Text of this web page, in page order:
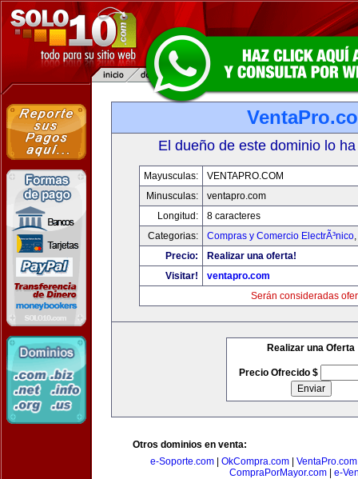
El dueño de este dominio lo
Mayusculas:
VENTAPRO.COM
Minusculas:
ventapro.com
Longitud:
8 caracteres
Categorias:
Compras y Comercio ElectrÃ³nico,
Precio:
Realizar una oferta!
Visitar!
ventapro.com
Serán consideradas
Realizar una Oferta
Precio Ofrecido $
Otros dominios en venta:
e-Soporte.com
OkCompra.com VentaPro.com
CompraPorMayor.com| e-